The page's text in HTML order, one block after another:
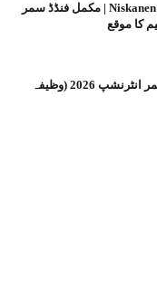
Niskanen Summer Institute 2026 USA | مکمل فنڈڈ سمر
کا موقع
USA میں ورلڈ بینک ٹریژری سمر انٹرنشپ 2026 (وظیفہ